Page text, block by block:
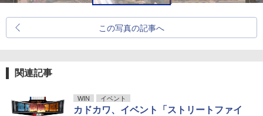
この写真の記事へ
関連記事
WIN イベント
カドカワ、イベント「ストリートファイ